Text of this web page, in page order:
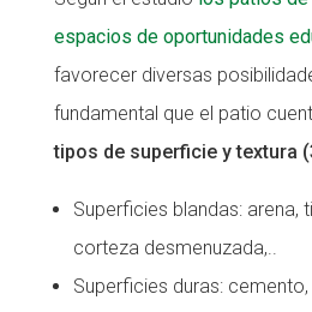
espacios de oportunidades
favorecer diversas
fundamental que el patio
tipos de superficie y textura
Superficies blandas: arena,
corteza desmenuzada,..
Superficies duras: